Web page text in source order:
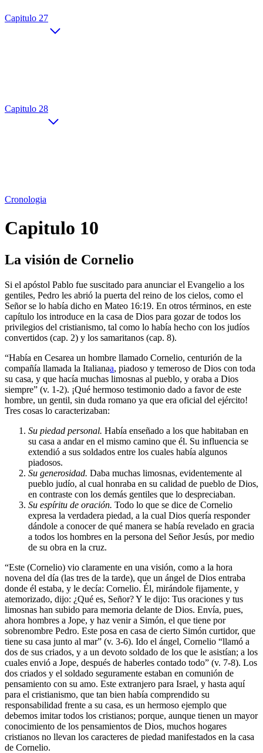
Capitulo 27
Capitulo 28
Cronologia
Capitulo 10
La visión de Cornelio
Si el apóstol Pablo fue suscitado para anunciar el Evangelio a los
gentiles, Pedro les abrió la puerta del reino de los cielos, como el
Señor se lo había dicho en Mateo 16:19. En otros términos, en este
capítulo los introduce en la casa de Dios para gozar de todos los
privilegios del cristianismo, tal como lo había hecho con los judíos
convertidos (cap. 2) y los samaritanos (cap. 8).
“Había en Cesarea un hombre llamado Cornelio, centurión de la
compañía llamada la Italianaa, piadoso y temeroso de Dios con toda
su casa, y que hacía muchas limosnas al pueblo, y oraba a Dios
siempre” (v. 1-2). ¡Qué hermoso testimonio dado a favor de este
hombre, un gentil, sin duda romano ya que era oficial del ejército!
Tres cosas lo caracterizaban:
Su piedad personal. Había enseñado a los que habitaban en
su casa a andar en el mismo camino que él. Su influencia se
extendió a sus soldados entre los cuales había algunos
piadosos.
Su generosidad. Daba muchas limosnas, evidentemente al
pueblo judío, al cual honraba en su calidad de pueblo de Dios,
en contraste con los demás gentiles que lo despreciaban.
Su espíritu de oración. Todo lo que se dice de Cornelio
expresa la verdadera piedad, a la cual Dios quería responder
dándole a conocer de qué manera se había revelado en gracia
a todos los hombres en la persona del Señor Jesús, por medio
de su obra en la cruz.
“Este (Cornelio) vio claramente en una visión, como a la hora
novena del día (las tres de la tarde), que un ángel de Dios entraba
donde él estaba, y le decía: Cornelio. Él, mirándole fijamente, y
atemorizado, dijo: ¿Qué es, Señor? Y le dijo: Tus oraciones y tus
limosnas han subido para memoria delante de Dios. Envía, pues,
ahora hombres a Jope, y haz venir a Simón, el que tiene por
sobrenombre Pedro. Este posa en casa de cierto Simón curtidor, que
tiene su casa junto al mar” (v. 3-6). Ido el ángel, Cornelio “llamó a
dos de sus criados, y a un devoto soldado de los que le asistían; a los
cuales envió a Jope, después de haberles contado todo” (v. 7-8). Los
dos criados y el soldado seguramente estaban en comunión de
pensamiento con su amo. Este extranjero para Israel, y hasta aquí
para el cristianismo, que tan bien había comprendido su
responsabilidad frente a su casa, es un hermoso ejemplo que
debemos imitar todos los cristianos; porque, aunque tienen un mayor
conocimiento de los pensamientos de Dios, muchos hogares
cristianos no llevan los caracteres de piedad manifestados en la casa
de Cornelio.